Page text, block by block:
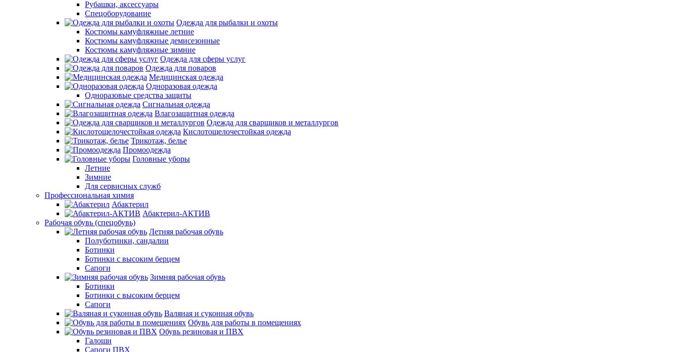
Рубашки, аксессуары
Спецоборудование
Одежда для рыбалки и охоты
Костюмы камуфляжные летние
Костюмы камуфляжные демисезонные
Костюмы камуфляжные зимние
Одежда для сферы услуг
Одежда для поваров
Медицинская одежда
Одноразовая одежда
Одноразовые средства защиты
Сигнальная одежда
Влагозащитная одежда
Одежда для сварщиков и металлургов
Кислотощелочестойкая одежда
Трикотаж, белье
Промоодежда
Головные уборы
Летние
Зимние
Для сервисных служб
Профессиональная химия
Абактерил
Абактерил-АКТИВ
Рабочая обувь (спецобувь)
Летняя рабочая обувь
Полуботинки, сандалии
Ботинки
Ботинки с высоким берцем
Сапоги
Зимняя рабочая обувь
Ботинки
Ботинки с высоким берцем
Сапоги
Валяная и суконная обувь
Обувь для работы в помещениях
Обувь резиновая и ПВХ
Галоши
Сапоги ПВХ